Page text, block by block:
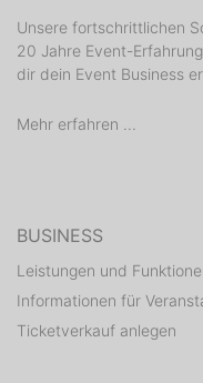
Unsere fortschrittlichen
20 Jahre Event-
dir dein Event Business
Mehr erfahren ...
BUSINESS
Leistungen und
Informationen für
Ticketverkauf anlegen